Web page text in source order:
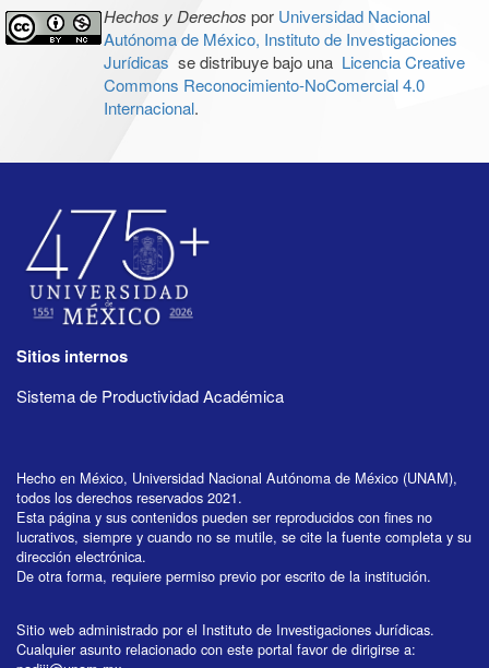
Hechos y Derechos por Universidad Nacional
Autónoma de México, Instituto de Investigaciones
Jurídicas se distribuye bajo una Licencia Creative
Commons Reconocimiento-NoComercial 4.0
Internacional.
Sitios internos
Sistema de Productividad Académica
Hecho en México, Universidad Nacional Autónoma de México (UNAM),
todos los derechos reservados 2021.
Esta página y sus contenidos pueden ser reproducidos con fines no
lucrativos, siempre y cuando no se mutile, se cite la fuente completa y su
dirección electrónica.
De otra forma, requiere permiso previo por escrito de la institución.
Sitio web administrado por el Instituto de Investigaciones Jurídicas.
Cualquier asunto relacionado con este portal favor de dirigirse a: